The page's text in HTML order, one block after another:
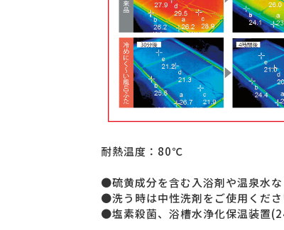
耐熱温度：80℃
●硫黄成分を含む入浴剤や温泉水な
●洗う時は中性洗剤をご使用くだ
●塩素殺菌、浴槽水浄化保温装置